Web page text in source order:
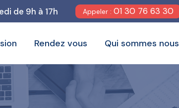
de 9h à 17h Appeler :01 30 76 63 30
Rendez vous Qui sommes nous